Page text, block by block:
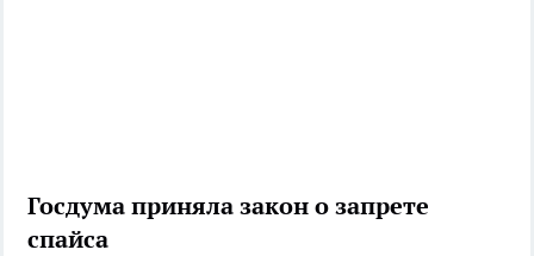
Госдума приняла закон о запрете
спайса